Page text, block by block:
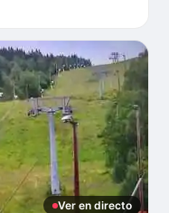
Ver en directo